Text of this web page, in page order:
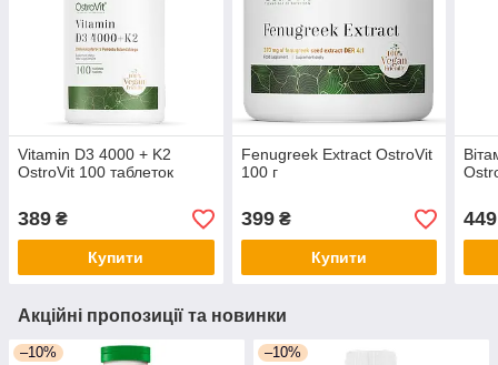
Vitamin D3 4000 + K2
OstroVit 100 таблеток
389 ₴
Купити
Fenugreek Extract OstroVit
100 г
399₴
Купити
449
Акційні пропозиції та новинки
–10% –10%